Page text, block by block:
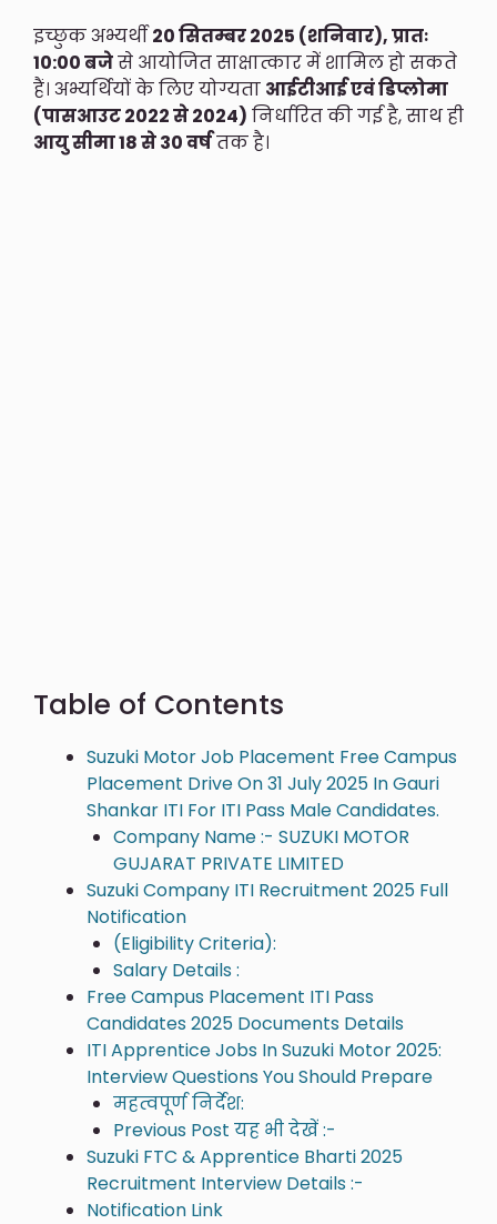
इच्छुक अभ्यर्थी20 सितम्बर 2025 (शनिवार), प्रातः
10:00 बजेसे आयोजित साक्षात्कार में शामिल हो सकते
हैं। अभ्यर्थियों के लिए योग्यता आईटीआई एवं डिप्लोमा
(पासआउट 2022 से 2024) निर्धारित की गई है, साथ ही
आयु सीमा 18 से 30 वर्षतक है।
Table of Contents
Suzuki Motor Job Placement Free Campus
Placement Drive On 31 July 2025 In Gauri
Shankar ITI For ITI Pass Male Candidates.
Company Name :- SUZUKI MOTOR
GUJARAT PRIVATE LIMITED
Suzuki Company ITI Recruitment 2025 Full
Notification
(Eligibility Criteria):
Salary Details :
Free Campus Placement ITI Pass
Candidates 2025 Documents Details
ITI Apprentice Jobs In Suzuki Motor 2025:
Interview Questions You Should Prepare
महत्वपूर्ण निर्देश:
Previous Post यह भी देखें :-
Suzuki FTC & Apprentice Bharti 2025
Recruitment Interview Details :-
Notification Link